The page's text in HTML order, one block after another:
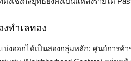
ทำเลทอง
บ่งออกได้เป็นสองกลุ่มหลัก: ศูนย์การค้